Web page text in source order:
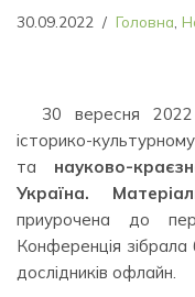
30.09.2022 Головна
30 вересня
історико-
та науково-
Україна.
приурочена до
Конференція зібрала
дослідників офлайн.